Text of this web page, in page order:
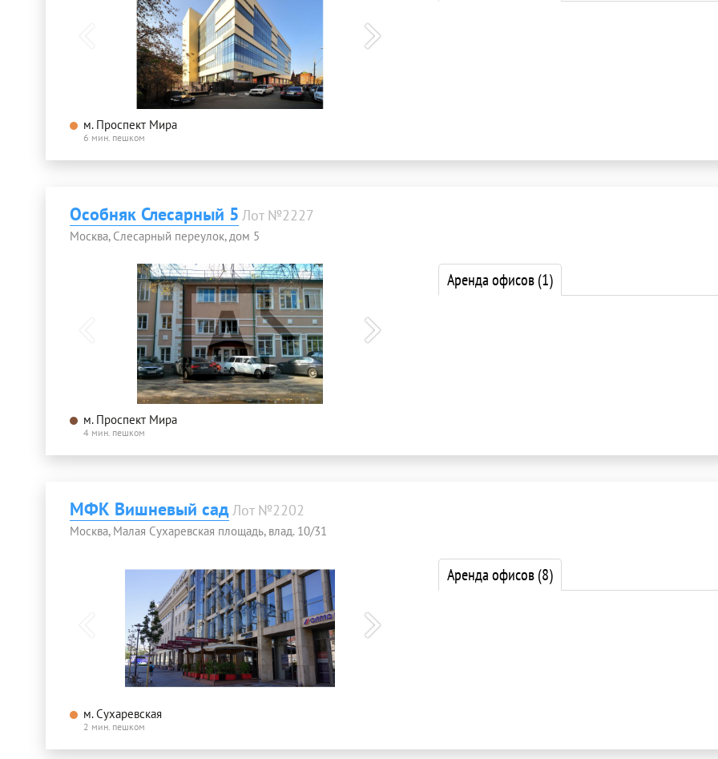
м. Проспект Мира
6 мин. пешком
Особняк Слесарный 5 Лот №2227
Москва, Слесарный переулок, дом 5
м. Проспект Мира
4 мин. пешком
Аренда офисов(1)
МФК Вишневый сад Лот №2202
Москва, Малая Сухаревская площадь, влад. 10/31
м. Сухаревская
2 мин. пешком
Аренда офисов(8)